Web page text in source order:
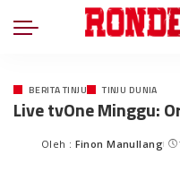
BERITA TINJU TINJU DUNIA
Live tvOne Minggu:
Oleh : Finon Manullang